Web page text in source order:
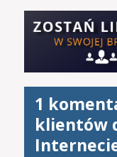
1
klientów